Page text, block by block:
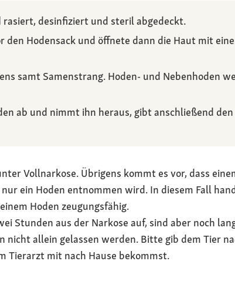
desinfiziert und steril abgedeckt.
den Hodensack und öffnete dann die Haut mit
samt Samenstrang. Hoden- und Nebenhoden
ab und nimmt ihn heraus, gibt anschließend
Vollnarkose. Übrigens kommt es vor, dass
ein Hoden entnommen wird. In diesem Fall
Hoden zeugungsfähig.
Stunden aus der Narkose auf, sind aber noch
nicht allein gelassen werden. Bitte gib dem Tier
Tierarzt mit nach Hause bekommst.